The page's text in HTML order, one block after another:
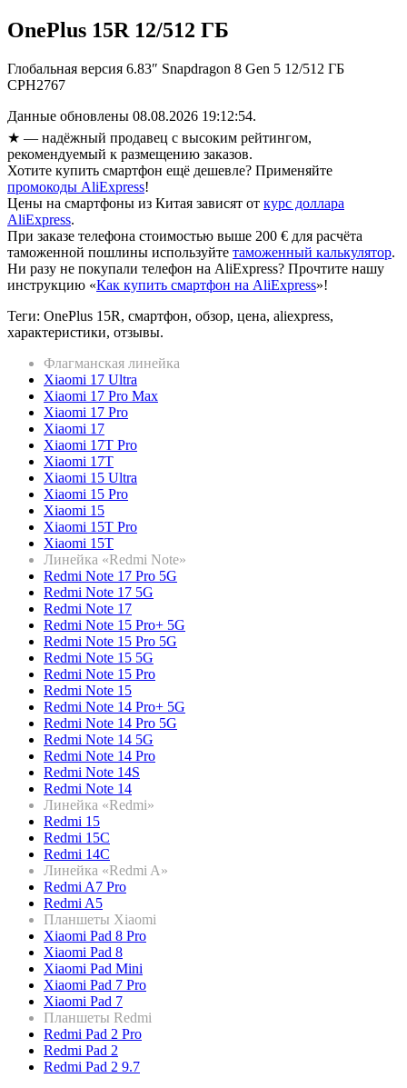
OnePlus 15R 12/512 ГБ
Глобальная версия 6.83″ Snapdragon 8 Gen 5 12/512 ГБ
CPH2767
Данные обновлены 08.08.2026 19:12:54.
★ — надёжный продавец с высоким рейтингом,
рекомендуемый к размещению заказов.
Хотите купить смартфон ещё дешевле? Применяйте
промокоды AliExpress!
Цены на смартфоны из Китая зависят от курс доллара
AliExpress.
При заказе телефона стоимостью выше 200 € для расчёта
таможенной пошлины используйте таможенный калькулятор.
Ни разу не покупали телефон на AliExpress? Прочтите нашу
инструкцию «Как купить смартфон на AliExpress»!
Теги: OnePlus 15R, смартфон, обзор, цена, aliexpress,
характеристики, отзывы.
Флагманская линейка
Xiaomi 17 Ultra
Xiaomi 17 Pro Max
Xiaomi 17 Pro
Xiaomi 17
Xiaomi 17T Pro
Xiaomi 17T
Xiaomi 15 Ultra
Xiaomi 15 Pro
Xiaomi 15
Xiaomi 15T Pro
Xiaomi 15T
Линейка «Redmi Note»
Redmi Note 17 Pro 5G
Redmi Note 17 5G
Redmi Note 17
Redmi Note 15 Pro+ 5G
Redmi Note 15 Pro 5G
Redmi Note 15 5G
Redmi Note 15 Pro
Redmi Note 15
Redmi Note 14 Pro+ 5G
Redmi Note 14 Pro 5G
Redmi Note 14 5G
Redmi Note 14 Pro
Redmi Note 14S
Redmi Note 14
Линейка «Redmi»
Redmi 15
Redmi 15C
Redmi 14C
Линейка «Redmi A»
Redmi A7 Pro
Redmi A5
Планшеты Xiaomi
Xiaomi Pad 8 Pro
Xiaomi Pad 8
Xiaomi Pad Mini
Xiaomi Pad 7 Pro
Xiaomi Pad 7
Планшеты Redmi
Redmi Pad 2 Pro
Redmi Pad 2
Redmi Pad 2 9.7